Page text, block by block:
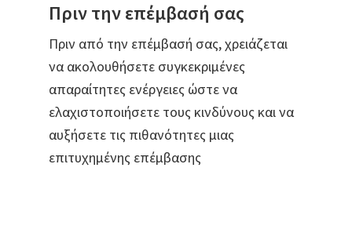
Πριν την επέμβασή σας
Πριν από την επέμβασή σας, χρειάζεται
να ακολουθήσετε συγκεκριμένες
απαραίτητες ενέργειες ώστε να
ελαχιστοποιήσετε τους κινδύνους και να
αυξήσετε τις πιθανότητες μιας
επιτυχημένης επέμβασης